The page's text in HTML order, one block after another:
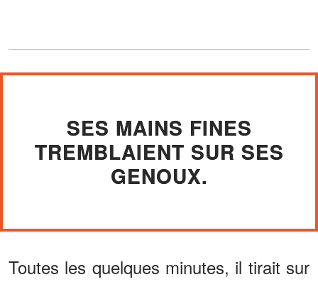
SES MAINS FINES
TREMBLAIENT SUR SES
GENOUX.
Toutes les quelques minutes, il tirait sur